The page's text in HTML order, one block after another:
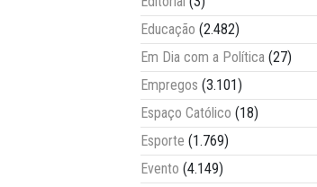
Educação (2.482)
Em Dia com a Política (27)
Empregos (3.101)
Espaço Católico (18)
Esporte (1.769)
Evento (4.149)